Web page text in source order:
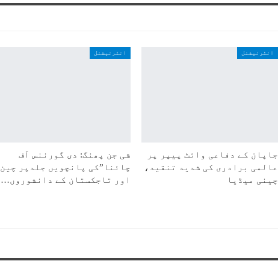
انٹرنیشنل
جاپان کے دفاعی وائٹ پیپر پر
عالمی برادری کی شدید تنقید،
چینی میڈیا
انٹرنیشنل
شی جن پھنگ: دی گورننس آف
چائنا”کی پانچویں جلدپر چین
اور تاجکستان کے دانشوروں…